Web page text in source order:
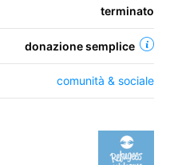
IT
ES
terminato
donazione semplice
comunità & sociale